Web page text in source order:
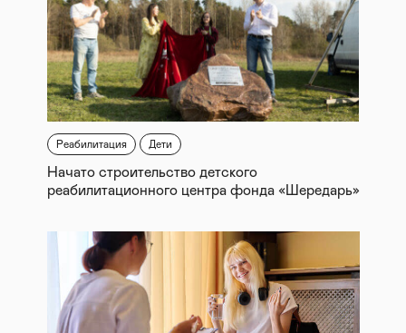
Реабилитация Дети
Начато строительство детского
реабилитационного центра фонда «Шередарь»